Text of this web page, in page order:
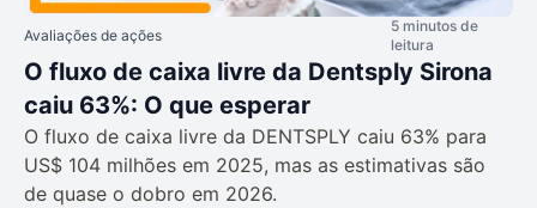
Avaliações de ações
5 minutos de
leitura
O fluxo de caixa livre da Dentsply Sirona
caiu 63%: O que esperar
O fluxo de caixa livre da DENTSPLY caiu 63% para
US$ 104 milhões em 2025, mas as estimativas são
de quase o dobro em 2026.